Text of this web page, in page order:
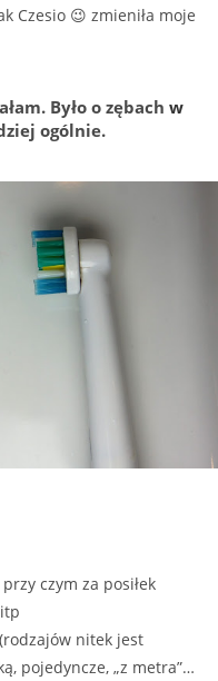
Czesio 😉 zmieniła moje
Było o zębach w
ogólnie.
czym za posiłek
nitek jest
pojedyncze, „z metra”…